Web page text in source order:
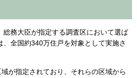
総務大臣が指定する調査区において選ば
全国約340万住戸を対象として実施さ
が指定されており、それらの区域から